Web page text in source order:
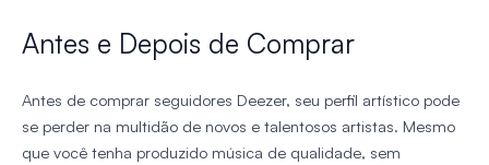
Antes e Depois de Comprar
Antes de comprar seguidores Deezer, seu perfil artístico pode
se perder na multidão de novos e talentosos artistas. Mesmo
que você tenha produzido música de qualidade, sem